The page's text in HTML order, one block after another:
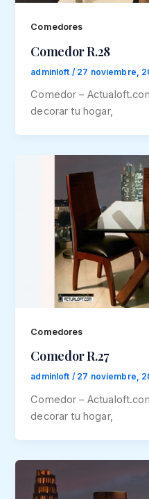
Comedores
Comedor R.28
adminloft / 27 noviembre,
Comedor –
decorar tu hogar,
Comedores
Comedor R.27
adminloft / 27 noviembre,
Comedor –
decorar tu hogar,